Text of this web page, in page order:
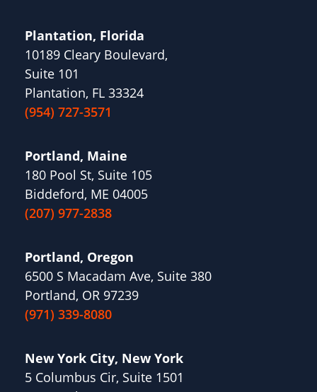
Plantation, Florida
10189 Cleary Boulevard,
Suite 101
Plantation, FL 33324
(954) 727-3571
Portland, Maine
180 Pool St, Suite 105
Biddeford, ME 04005
(207) 977-2838
Portland, Oregon
6500 S Macadam Ave, Suite 380
Portland, OR 97239
(971) 339-8080
New York City, New York
5 Columbus Cir, Suite 1501